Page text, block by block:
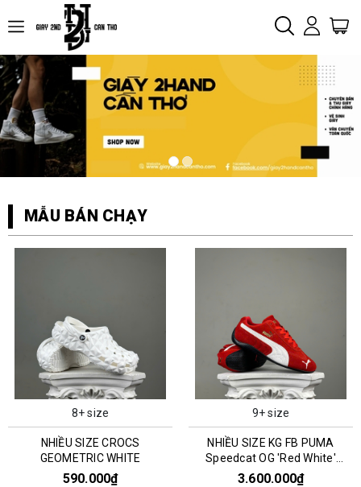
MẪU BÁN CHẠY
8+ size
NHIỀU SIZE CROCS
GEOMETRIC WHITE
590.000₫
9+ size
NHIỀU SIZE KG FB PUMA
Speedcat OG 'Red White'
400986-02
3.600.000₫